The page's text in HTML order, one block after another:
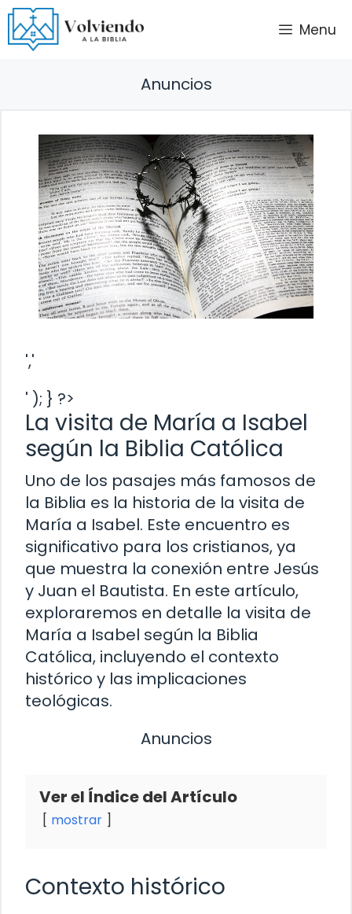
Saltar
al
contenido
Menu
Anuncios
','
' ); } ?>
La visita de María a Isabel
según la Biblia Católica
Uno de los pasajes más famosos de
la Biblia es la historia de la visita de
María a Isabel. Este encuentro es
significativo para los cristianos, ya
que muestra la conexión entre Jesús
y Juan el Bautista. En este artículo,
exploraremos en detalle la visita de
María a Isabel según la Biblia
Católica, incluyendo el contexto
histórico y las implicaciones
teológicas.
Anuncios
Ver el Índice del Artículo
mostrar
Contexto histórico